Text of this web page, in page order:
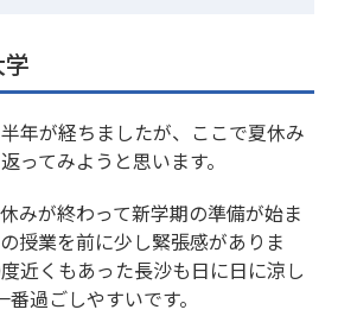
年が経ちましたが、ここで夏休み
ってみようと思います。
みが終わって新学期の準備が始ま
授業を前に少し緊張感がありま
近くもあった長沙も日に日に涼し
過ごしやすいです。